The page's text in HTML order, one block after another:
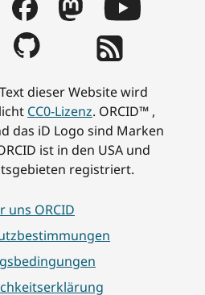
dieser Website wird
CC0-Lizenz. ORCID™ ,
das iD Logo sind Marken
ist in den USA und
registriert.
uns ORCID